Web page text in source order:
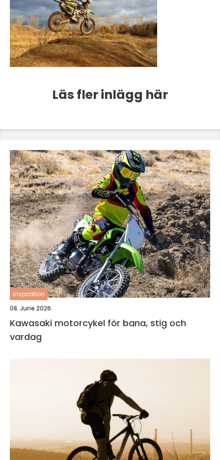
Läs fler inlägg här
inspiration
08. June 2026
Kawasaki motorcykel för bana, stig och
vardag